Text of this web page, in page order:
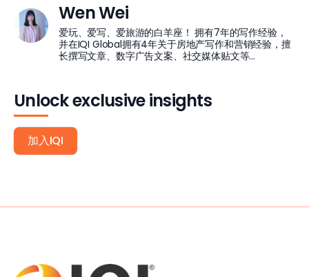
Wen Wei
爱玩、爱写、爱旅游的白羊座！ 拥有7年的写作经验，
并在IQI Global拥有4年关于房地产写作和营销经验，擅
长撰写文章、数字广告文案、社交媒体贴文等...
Unlock exclusive insights
加入IQI